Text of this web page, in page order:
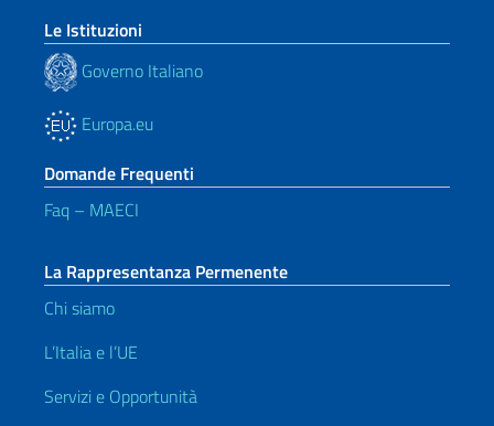
Le Istituzioni
Governo Italiano
Europa.eu
Domande Frequenti
Faq – MAECI
La Rappresentanza Permenente
Chi siamo
L’Italia e l’UE
Servizi e Opportunità